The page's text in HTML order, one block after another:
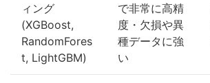
ィング
(XGBoost,
RandomFores
t, LightGBM)
で非常に高精
度・欠損や異
種データに強
い